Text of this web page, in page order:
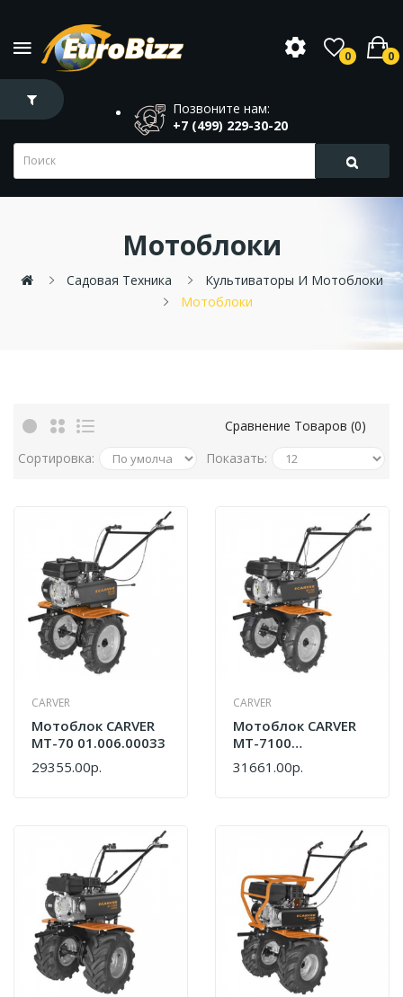
0 0
Позвоните нам:
+7 (499) 229-30-20
Мотоблоки
Садовая Техника
Культиваторы И Мотоблоки
Мотоблоки
Сравнение Товаров (0)
Сортировка:
Показать:
CARVER
Мотоблок CARVER
МТ-70 01.006.00033
29355.00р.
CARVER
Мотоблок CARVER
МТ-7100
01.006.00039
31661.00р.